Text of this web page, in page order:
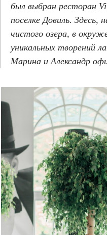
был выбран ресторан
поселке Довиль. Здесь,
чистого озера, в
уникальных творений
Марина и Александр